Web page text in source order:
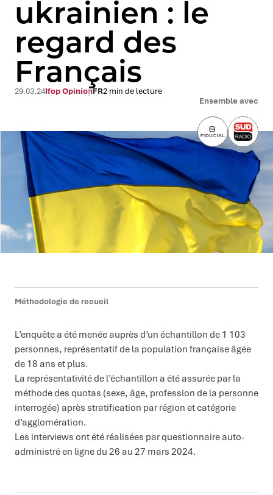
ukrainien : le
regard des
Français
Ensemble avec
29.03.24Ifop OpinionFR2 min de lecture
Méthodologie de recueil
L’enquête a été menée auprès d’un échantillon de 1 103
personnes, représentatif de la population française âgée
de 18 ans et plus.
La représentativité de l’échantillon a été assurée par la
méthode des quotas (sexe, âge, profession de la personne
interrogée) après stratification par région et catégorie
d’agglomération.
Les interviews ont été réalisées par questionnaire auto-
administré en ligne du 26 au 27 mars 2024.